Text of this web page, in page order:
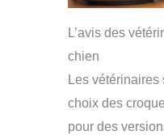
L’avis des
chien
Les vétérinaires
choix des
pour des